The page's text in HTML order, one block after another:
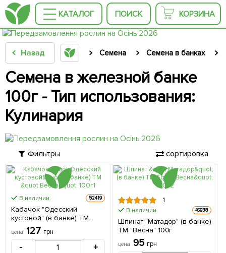
КАТАЛОГ ПОИСК КОРЗИНА
Назад Семена Семена в банках
Семена в железной банке
100г - Тип использования:
Кулинария
Фильтры сортировка
В наличии. 52419
Кабачок "Одесский
кустовой" (в банке) ТМ
"Весна" 100г
цена 127 грн
- +
1
В наличии. 46938
Шпинат "Матадор" (в банке)
ТМ "Весна" 100г
цена 95 грн